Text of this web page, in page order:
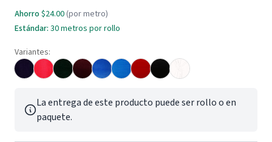
Ahorro $24.00 (por metro)
Estándar: 30 metros por rollo
Variantes:
La entrega de este producto puede ser rollo o en
paquete.